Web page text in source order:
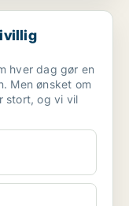
hver dag gør en
Men ønsket om
stort, og vi vil